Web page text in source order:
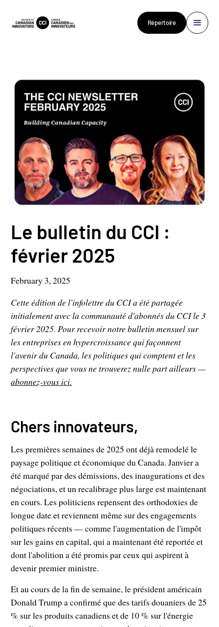
Répertoire
Le bulletin du CCI :
février 2025
February 3, 2025
Cette édition de l'infolettre du CCI a été partagée
initialement avec la communauté d'abonnés du CCI le 3
février 2025. Pour recevoir notre bulletin mensuel sur
les entreprises en hypercroissance qui façonnent
l'avenir du Canada, les politiques qui comptent et les
perspectives que vous ne trouverez nulle part ailleurs —
abonnez-vous ici.
Chers innovateurs,
Les premières semaines de 2025 ont déjà remodelé le
paysage politique et économique du Canada. Janvier a
été marqué par des démissions, des inaugurations et des
négociations, et un recalibrage plus large est maintenant
en cours. Les politiciens repensent des orthodoxies de
longue date et reviennent même sur des engagements
politiques récents — comme l'augmentation de l'impôt
sur les gains en capital, qui a maintenant été reportée et
dont l'abolition a été promis par ceux qui aspirent à
devenir premier ministre.
Et au cours de la fin de semaine, le président américain
Donald Trump a confirmé que des tarifs douaniers de 25
% sur les produits canadiens et de 10 % sur l'énergie